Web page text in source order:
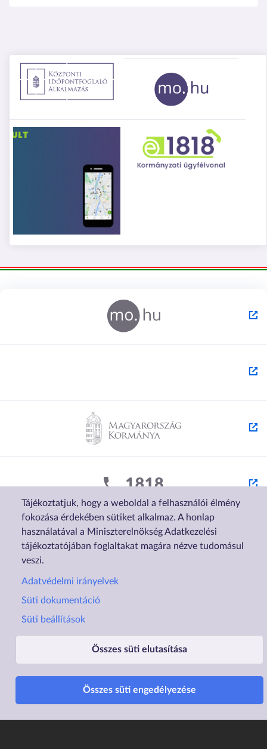
Tájékoztatjuk, hogy a weboldal a felhasználói élmény
fokozása érdekében sütiket alkalmaz. A honlap
használatával a Miniszterelnökség Adatkezelési
tájékoztatójában foglaltakat magára nézve tudomásul
veszi.
Adatvédelmi irányelvek
Süti dokumentáció
Süti beállítások
Összes süti elutasítása
Összes süti engedélyezése
Lábléc1
Elérhetőségek
Impresszum
Lábléc2
Lakástámogatás
Sütibeállítások